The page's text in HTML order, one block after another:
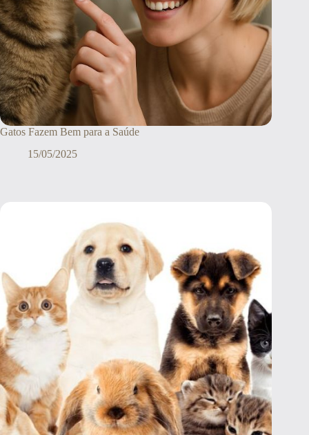
Gatos Fazem Bem para a Saúde
15/05/2025